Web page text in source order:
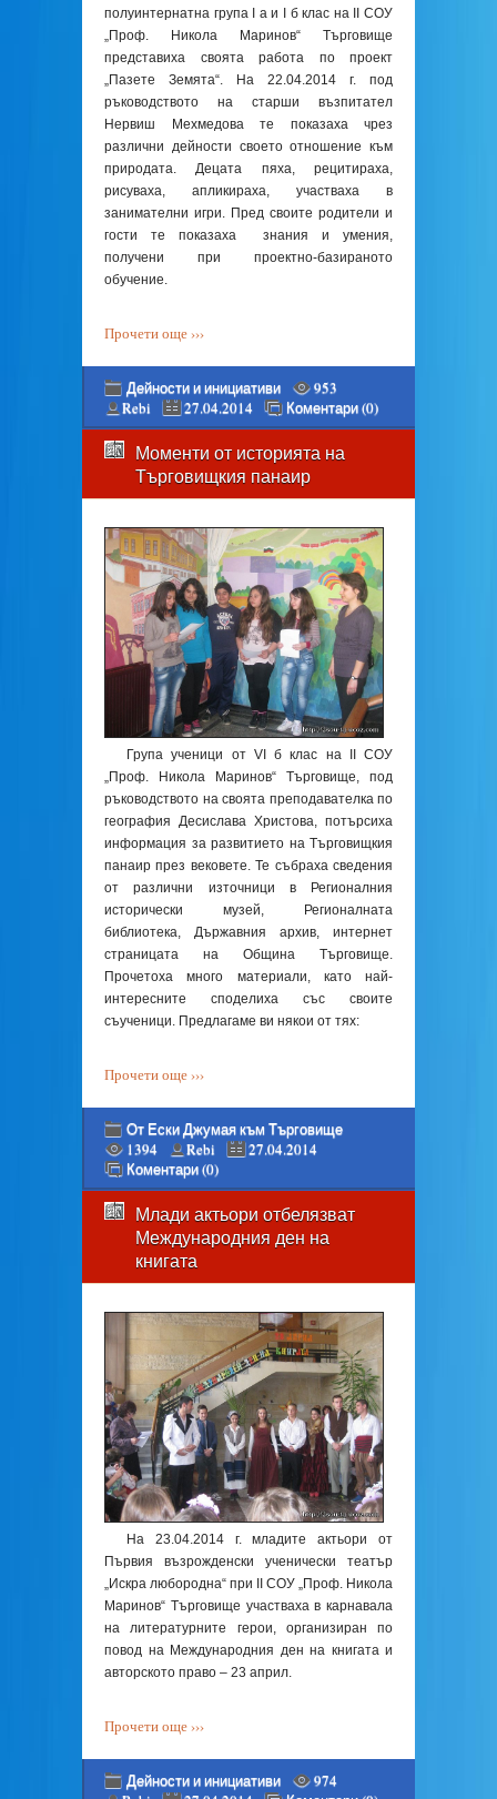
полуинтернатна група I а и I б клас на ІІ СОУ
„Проф. Никола Маринов“ Търговище
представиха своята работа по проект
„Пазете Земята“. На 22.04.2014 г. под
ръководството на старши възпитател
Нервиш Мехмедова те показаха чрез
различни дейности своето отношение към
природата. Децата пяха, рецитираха,
рисуваха, апликираха, участваха в
занимателни игри. Пред своите родители и
гости те показаха знания и умения,
получени при проектно-базираното
обучение.
Прочети още ›››
Дейности и инициативи
953
Rebi
27.04.2014 Коментари (0)
Моменти от историята на
Търговищкия панаир
Група ученици от VІ б клас на ІІ СОУ
„Проф. Никола Маринов“ Търговище, под
ръководството на своята преподавателка по
география Десислава Христова, потърсиха
информация за развитието на Търговищкия
панаир през вековете. Те събраха сведения
от различни източници в Регионалния
исторически музей, Регионалната
библиотека, Държавния архив, интернет
страницата на Община Търговище.
Прочетоха много материали, като най-
интересните споделиха със своите
съученици. Предлагаме ви някои от тях:
Прочети още ›››
От Ески Джумая към Търговище
1394
Rebi
27.04.2014
Коментари (0)
Млади актьори отбелязват
Международния ден на
книгата
На 23.04.2014 г. младите актьори от
Първия възрожденски ученически театър
„Искра любородна“ при ІІ СОУ „Проф. Никола
Маринов“ Търговище участваха в карнавала
на литературните герои, организиран по
повод на Международния ден на книгата и
авторското право – 23 април.
Прочети още ›››
Дейности и инициативи
974